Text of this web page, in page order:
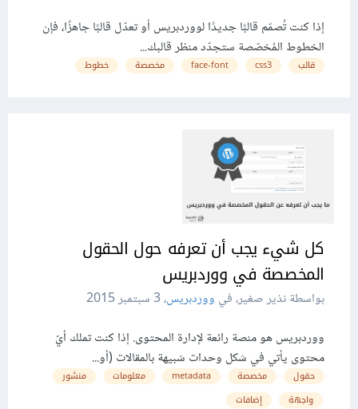
إذا كنت تُصمّم قالبًا جديدًا لووردبريس أو تعدّل قالبًا جاهزًا، فإن
الخطوط المُخصّصة ستجدّد منظر قالبك...
قالب css3
face-font مخصصة خطوط
كل شيء يجب أن تعرفه حول الحقول
المخصصة في ووردبريس
بواسطة نذير صغير، في ووردبريس،3 سبتمبر 2015
ووردبريس هو منصة رائعة لإدارة المحتوى. إذا كنت تملك أيّ
محتوى يأتي في شكل وحدات شبيهة بالمقالات (أو...
حقول مخصصة metadata معلومات
منشور
واجهة
إضافات